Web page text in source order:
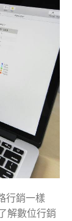
行銷一樣
解數位行銷